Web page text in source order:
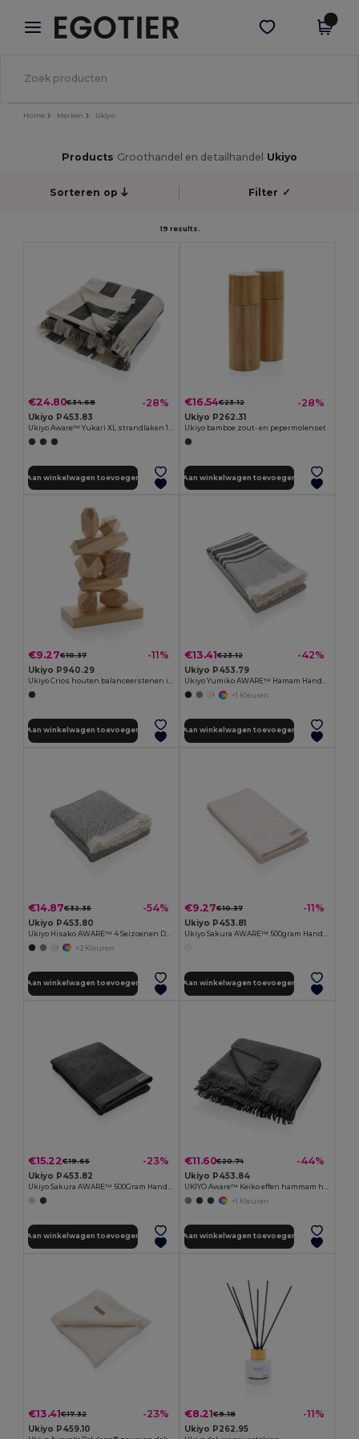
× Egotier-app
Betere prijzen in de app!
Download app
Home Merken Ukiyo
Products Groothandel en detailhandel Ukiyo
Sorteren op Filter ✓
19 results.
€24.80€34.68 -28%
Ukiyo P453.83
Ukiyo Aware™ Yukari XL strandlaken 100x180cm
Aan winkelwagen toevoegen
€16.54€23.12 -28%
Ukiyo P262.31
Ukiyo bamboe zout- en pepermolenset
Aan winkelwagen toevoegen
€9.27€10.37 -11%
Ukiyo P940.29
Aan winkelwagen toevoegen
€13.41€23.12 -42%
Ukiyo P453.79
+1 Kleuren
Aan winkelwagen toevoegen
€14.87€32.35 -54%
Ukiyo P453.80
+2 Kleuren
Aan winkelwagen toevoegen
€9.27€10.37 -11%
Ukiyo P453.81
Aan winkelwagen toevoegen
€15.22€19.65 -23%
Ukiyo P453.82
Aan winkelwagen toevoegen
€11.60€20.74 -44%
Ukiyo P453.84
+1 Kleuren
Aan winkelwagen toevoegen
€13.41€17.32 -23%
Ukiyo P459.10
€8.21€9.18 -11%
Ukiyo P262.95